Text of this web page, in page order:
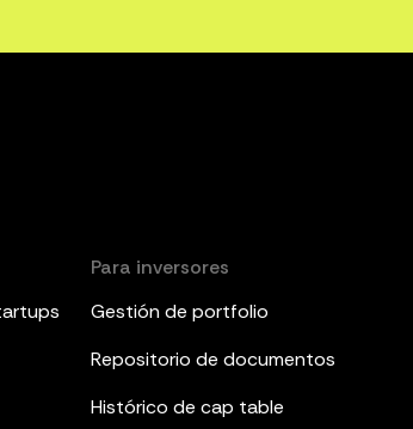
Para inversores
Gestión de portfolio
Repositorio de documentos
Histórico de cap table